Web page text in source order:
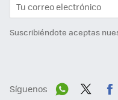
Suscribiéndote aceptas
Síguenos